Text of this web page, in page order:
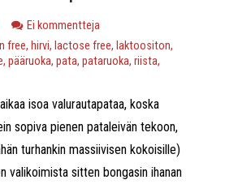
Ei kommentteja
free, hirvi, lactose free, laktoositon,
, pääruoka, pata, pataruoka, riista,
isoa valurautapataa, koska
sopiva pienen pataleivän tekoon,
turhankin massiivisen kokoisille)
valikoimista sitten bongasin ihanan